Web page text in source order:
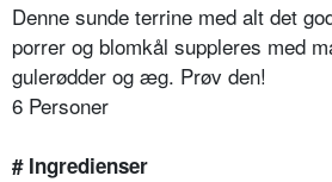
Denne sunde terrine med alt det
porrer og blomkål suppleres med
gulerødder og æg. Prøv den!
6 Personer
# Ingredienser